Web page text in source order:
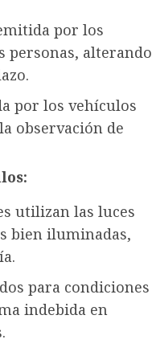
por los
personas, alterando
por los vehículos
observación de
utilizan las luces
bien iluminadas,
para condiciones
indebida en